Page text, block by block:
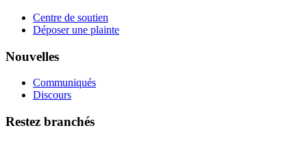
Centre de soutien
Déposer une plainte
Nouvelles
Communiqués
Discours
Restez branchés